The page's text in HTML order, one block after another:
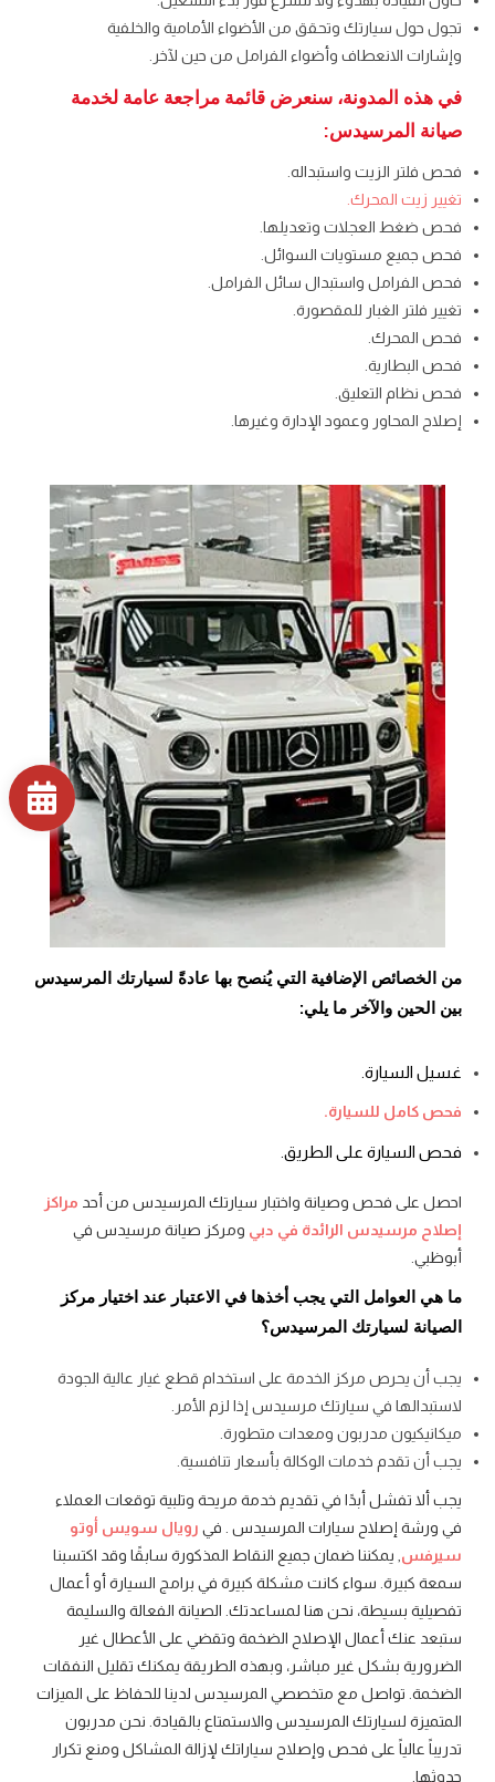
تجول حول سيارتك وتحقق من الأضواء الأمامية والخلفية
وإشارات الانعطاف وأضواء الفرامل من حين لآخر.
في هذه المدونة، سنعرض قائمة مراجعة عامة لخدمة
صيانة المرسيدس:
فحص فلتر الزيت واستبداله.
تغيير زيت المحرك.
فحص ضغط العجلات وتعديلها.
فحص جميع مستويات السوائل.
فحص الفرامل واستبدال سائل الفرامل.
تغيير فلتر الغبار للمقصورة.
فحص المحرك.
فحص البطارية.
فحص نظام التعليق.
إصلاح المحاور وعمود الإدارة وغيرها.
من الخصائص الإضافية التي يُنصح بها عادةً لسيارتك المرسيدس
بين الحين والآخر ما يلي:
غسيل السيارة.
فحص كامل للسيارة.
فحص السيارة على الطريق.
احصل على فحص وصيانة واختبار سيارتك المرسيدس من أحد مراكز
إصلاح مرسيدس الرائدة في دبي ومركز صيانة مرسيدس في
أبوظبي.
ما هي العوامل التي يجب أخذها في الاعتبار عند اختيار مركز
الصيانة لسيارتك المرسيدس؟
يجب أن يحرص مركز الخدمة على استخدام قطع غيار عالية الجودة
لاستبدالها في سيارتك مرسيدس إذا لزم الأمر.
ميكانيكيون مدربون ومعدات متطورة.
يجب أن تقدم خدمات الوكالة بأسعار تنافسية.
يجب ألا تفشل أبدًا في تقديم خدمة مريحة وتلبية توقعات العملاء
في ورشة إصلاح سيارات المرسيدس . في رويال سويس أوتو
سيرفس , يمكننا ضمان جميع النقاط المذكورة سابقًا وقد اكتسبنا
سمعة كبيرة. سواء كانت مشكلة كبيرة في برامج السيارة أو أعمال
تفصيلية بسيطة، نحن هنا لمساعدتك. الصيانة الفعالة والسليمة
ستبعد عنك أعمال الإصلاح الضخمة وتقضي على الأعطال غير
الضرورية بشكل غير مباشر، وبهذه الطريقة يمكنك تقليل النفقات
الضخمة. تواصل مع متخصصي المرسيدس لدينا للحفاظ على الميزات
المتميزة لسيارتك المرسيدس والاستمتاع بالقيادة. نحن مدربون
تدريباً عالياً على فحص وإصلاح سياراتك لإزالة المشاكل ومنع تكرار
حدوثها.